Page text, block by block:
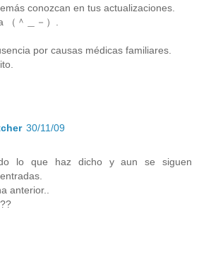
conozcan en tus actualizaciones.
＾＿－）.
por causas médicas familiares.
30/11/09
lo que haz dicho y aun se siguen
anterior..